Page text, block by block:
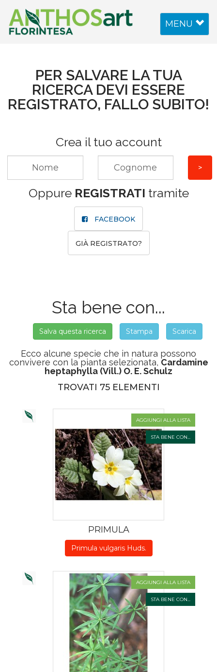
Toggle
navigation
MENU
PER SALVARE LA TUA
RICERCA DEVI ESSERE
REGISTRATO, FALLO SUBITO!
Crea il tuo account
Oppure REGISTRATI tramite
FACEBOOK
GIÀ REGISTRATO?
Sta bene con...
Scarica
Stampa
Salva questa ricerca
Ecco alcune specie che in natura possono
convivere con la pianta selezionata, Cardamine
heptaphylla (Vill.) O. E. Schulz
TROVATI 75 ELEMENTI
AGGIUNGI ALLA LISTA
STA BENE CON...
PRIMULA
Primula vulgaris Huds.
AGGIUNGI ALLA LISTA
STA BENE CON...